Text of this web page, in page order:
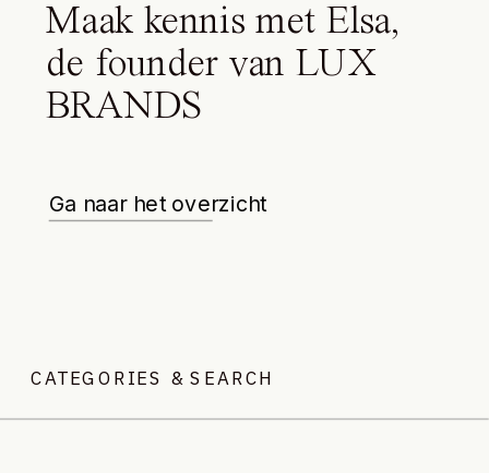
Maak kennis met Elsa,
de founder van LUX
BRANDS
Ga naar het overzicht
CATEGORIES & SEARCH